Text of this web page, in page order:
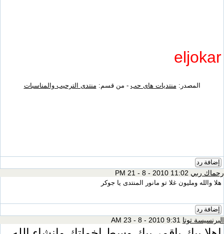
eljokar
المصدر: منتديات هاى حب - من قسم: منتدى الترحيب والمناسبات
إضافة رد
رحماك ربي
هلا والله ومليون غلا تو مانور المنتدى يا جوكر
إضافة رد
البرنسيسة توتا